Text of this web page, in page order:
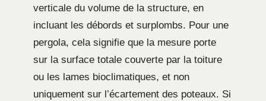
verticale du volume de la structure, en
incluant les débords et surplombs. Pour une
pergola, cela signifie que la mesure porte
sur la surface totale couverte par la toiture
ou les lames bioclimatiques, et non
uniquement sur l’écartement des poteaux. Si